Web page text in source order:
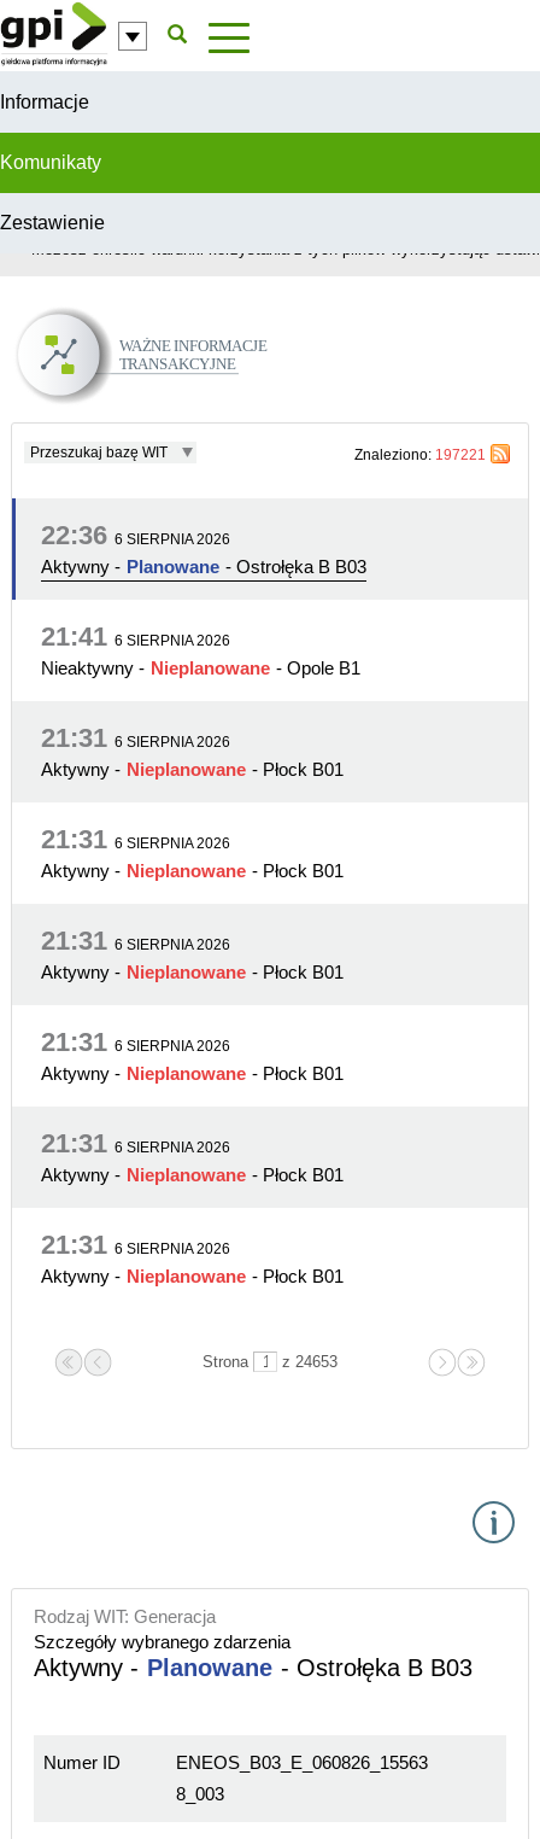
Przejdź do komentarzy
Informacje
Komunikaty
Zestawienie
W celu świadczenia usług na najwyższym poziomie, serwis GPI
Możesz określić warunki korzystania z tych plików wykorzystując
Ważne Informacje Transakcyjne
Znaleziono: 197221
Przeszukaj bazę WIT
22:36 6 SIERPNIA 2026
Aktywny- Planowane - Ostrołęka B B03
21:41 6 SIERPNIA 2026
Nieaktywny- Nieplanowane - Opole B1
21:31 6 SIERPNIA 2026
Aktywny- Nieplanowane - Płock B01
21:31 6 SIERPNIA 2026
Aktywny- Nieplanowane - Płock B01
21:31 6 SIERPNIA 2026
Aktywny- Nieplanowane - Płock B01
21:31 6 SIERPNIA 2026
Aktywny- Nieplanowane - Płock B01
21:31 6 SIERPNIA 2026
Aktywny- Nieplanowane - Płock B01
21:31 6 SIERPNIA 2026
Aktywny- Nieplanowane - Płock B01
Strona z 24653
Rodzaj WIT: Generacja
Szczegóły wybranego zdarzenia
Aktywny - Planowane - Ostrołęka B B03
Numer ID
ENEOS_B03_E_060826_15563
8_003